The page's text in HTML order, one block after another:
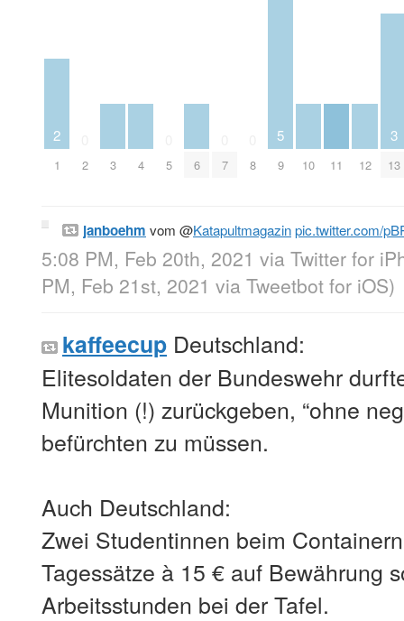
2
1 2 3 4 5 6 7 8
5
9 10 11 12
3
13
janboehm vom @Katapultmagazinpic.twitter.com/
5:08 PM, Feb 20th, 2021 via Twitter for
PM, Feb 21st, 2021 via Tweetbot for iΟS)
kaffeecup Deutschland:
Elitesoldaten der Bundeswehr
Munition (!) zurückgeben, “ohne
befürchten zu müssen.
Auch Deutschland:
Zwei Studentinnen beim
Tagessätze à 15 € auf Bewährung
Arbeitsstunden bei der Tafel.